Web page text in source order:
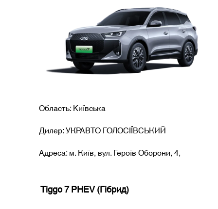
Область: Kиївська
Дилер: УКРАВТО ГОЛОСІЇВСЬКИЙ
Адреса: м. Київ, вул. Героїв Оборони, 4,
Tiggo 7 PHEV (Гібрид)